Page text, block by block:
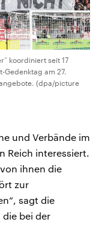
koordiniert seit 17
Gedenktag am 27.
(dpa/picture
und Verbände im
Reich interessiert.
ihnen die
zur
sagt die
die bei der